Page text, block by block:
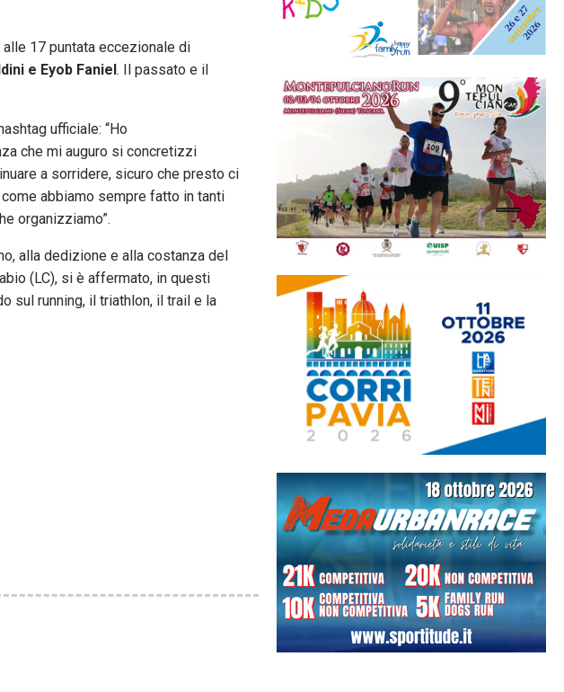
17 puntata eccezionale di
e Eyob Faniel. Il passato e il
ufficiale: “Ho
che mi auguro si concretizzi
a sorridere, sicuro che presto ci
abbiamo sempre fatto in tanti
organizziamo”.
alla dedizione e alla costanza del
(LC), si è affermato, in questi
sul running, il triathlon, il trail e la